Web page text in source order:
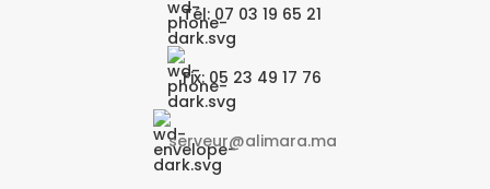
Tél: 07 03 19 65 21
Fix: 05 23 49 17 76
serveur@alimara.ma